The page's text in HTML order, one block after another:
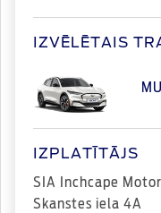
IZVĒLĒTAIS
IZPLATĪTĀJS
SIA Inchcape
Skanstes iela 4A